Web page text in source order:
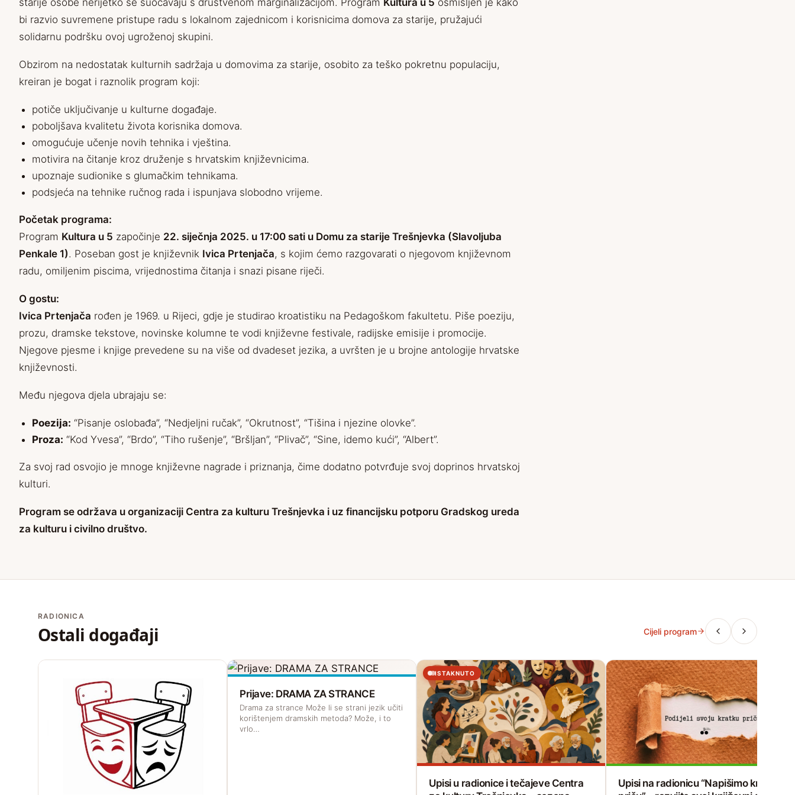
starije osobe nerijetko se suočavaju s društvenom marginalizacijom. Program Kultura u 5 osmišljen je kako
bi razvio suvremene pristupe radu s lokalnom zajednicom i korisnicima domova za starije, pružajući
solidarnu podršku ovoj ugroženoj skupini.
Obzirom na nedostatak kulturnih sadržaja u domovima za starije, osobito za teško pokretnu populaciju,
kreiran je bogat i raznolik program koji:
potiče uključivanje u kulturne događaje.
poboljšava kvalitetu života korisnika domova.
omogućuje učenje novih tehnika i vještina.
motivira na čitanje kroz druženje s hrvatskim književnicima.
upoznaje sudionike s glumačkim tehnikama.
podsjeća na tehnike ručnog rada i ispunjava slobodno vrijeme.
Početak programa:
Program Kultura u 5 započinje 22. siječnja 2025. u 17:00 sati u Domu za starije Trešnjevka (Slavoljuba
Penkale 1). Poseban gost je književnik Ivica Prtenjača, s kojim ćemo razgovarati o njegovom književnom
radu, omiljenim piscima, vrijednostima čitanja i snazi pisane riječi.
O gostu:
Ivica Prtenjača rođen je 1969. u Rijeci, gdje je studirao kroatistiku na Pedagoškom fakultetu. Piše poeziju,
prozu, dramske tekstove, novinske kolumne te vodi književne festivale, radijske emisije i promocije.
Njegove pjesme i knjige prevedene su na više od dvadeset jezika, a uvršten je u brojne antologije hrvatske
književnosti.
Među njegova djela ubrajaju se:
Poezija: “Pisanje oslobađa”, “Nedjeljni ručak”, “Okrutnost”, “Tišina i njezine olovke”.
Proza: “Kod Yvesa”, “Brdo”, “Tiho rušenje”, “Bršljan”, “Plivač”, “Sine, idemo kući”, “Albert”.
Za svoj rad osvojio je mnoge književne nagrade i priznanja, čime dodatno potvrđuje svoj doprinos hrvatskoj
kulturi.
Program se održava u organizaciji Centra za kulturu Trešnjevka i uz financijsku potporu Gradskog ureda
za kulturu i civilno društvo.
RADIONICA
Ostali događaji Cijeli program
Prijave: DRAMA ZA STRANCE
Drama za strance Može li se strani jezik učiti
korištenjem dramskih metoda? Može, i to
vrlo…
ISTAKNUTO
Upisi u radionice i tečajeve Centra
Upisi na radionicu “Napišimo kratku